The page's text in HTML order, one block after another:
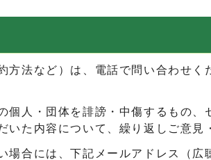
方法など）は、電話で問い合わせ
個人・団体を誹謗・中傷するもの
いた内容について、繰り返しご意
場合には、下記メールアドレス（広